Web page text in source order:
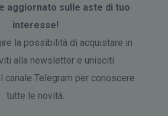
aggiornato sulle aste di tuo
interesse!
la possibilità di acquistare in
alla newsletter e unisciti
canale Telegram per conoscere
tutte le novità.